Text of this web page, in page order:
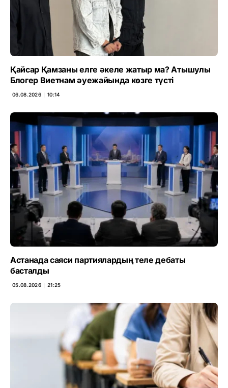
Қайсар Қамзаны елге әкеле жатыр ма? Атышулы
Блогер Виетнам әуежайында көзге түсті
06.08.2026 ∣ 10:14
Астанада саяси партиялардың теле дебаты
басталды
05.08.2026 ∣ 21:25